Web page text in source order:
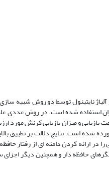
آلیاژ نایتینول توسط دو روش شبیه
استفاده شده است. در روش عددی
و میزان بازیابی کرنش مورد
است. نتایج دلالت بر تطبیق
ارائه کردن دامنه ای از رفتار
حافظه دار و همچنین دیگر